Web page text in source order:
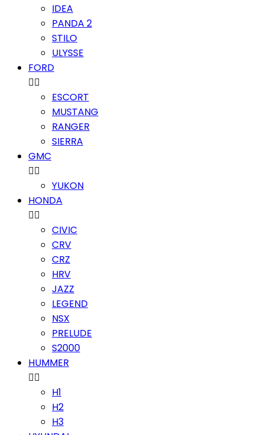
IDEA
PANDA 2
STILO
ULYSSE
FORD

ESCORT
MUSTANG
RANGER
SIERRA
GMC

YUKON
HONDA

CIVIC
CRV
CRZ
HRV
JAZZ
LEGEND
NSX
PRELUDE
S2000
HUMMER

H1
H2
H3